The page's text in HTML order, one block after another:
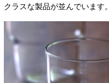
クラスな製品が並んでいます。